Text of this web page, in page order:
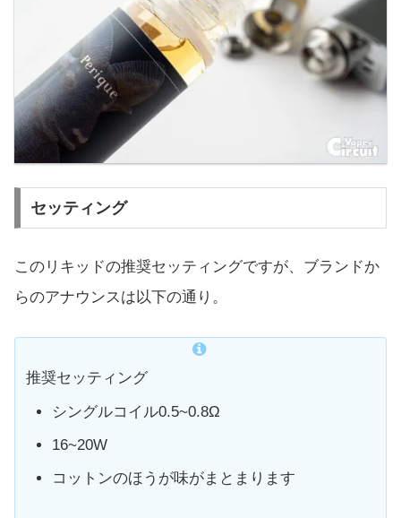
セッティング
このリキッドの推奨セッティングですが、ブランドか
らのアナウンスは以下の通り。
推奨セッティング
シングルコイル0.5~0.8Ω
16~20W
コットンのほうが味がまとまります